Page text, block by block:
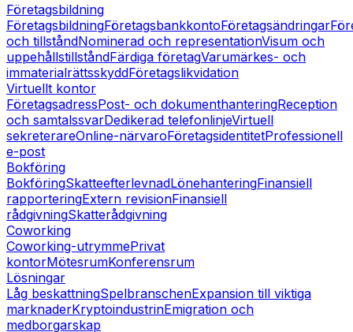
Företagsbildning
FöretagsbildningFöretagsbankkontoFöretagsändringar
och tillståndNominerad och representationVisum och
uppehållstillståndFärdiga företagVarumärkes- och
immaterialrättsskyddFöretagslikvidation
Virtuellt kontor
FöretagsadressPost- och dokumenthanteringReception
och samtalssvarDedikerad telefonlinjeVirtuell
sekreterareOnline-närvaroFöretagsidentitetProfessionell
e-post
Bokföring
BokföringSkatteefterlevnadLönehanteringFinansiell
rapporteringExtern revisionFinansiell
rådgivningSkatterådgivning
Coworking
Coworking-utrymmePrivat
kontorMötesrumKonferensrum
Lösningar
Låg beskattningSpelbranschenExpansion till viktiga
marknaderKryptoindustrinEmigration och
medborgarskap